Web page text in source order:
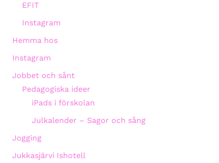
EFIT
Instagram
Hemma hos
Instagram
Jobbet och sånt
Pedagogiska ideer
iPads i förskolan
Julkalender – Sagor och sång
Jogging
Jukkasjärvi Ishotell